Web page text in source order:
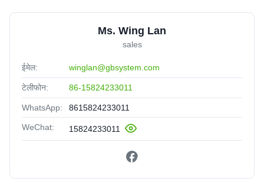
Ms. Wing Lan
sales
ईमेल: winglan@gbsystem.com
टेलीफोन: 86-15824233011
WhatsApp: 8615824233011
WeChat: 15824233011